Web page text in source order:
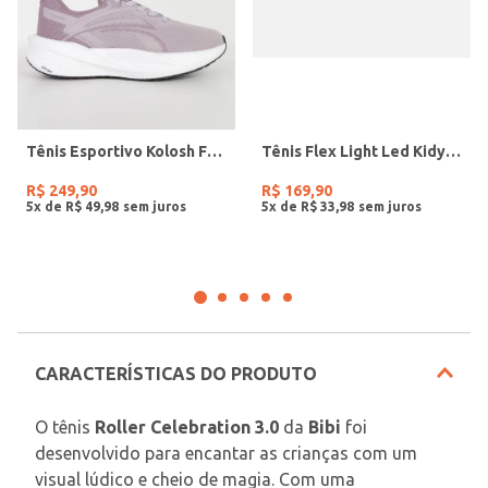
Tênis Esportivo Kolosh Feminino LILAS
R$ 249,90
5x de R$ 49 98
Tênis Flex Light Led Kidy Infantil Para Menina - BRANCO/ROSA/LILAS
R$ 169,90
5x de R$ 33 98
CARACTERÍSTICAS DO PRODUTO
O tênis Roller Celebration 3.0 da Bibi foi
desenvolvido para encantar as crianças com um
visual lúdico e cheio de magia. Com uma